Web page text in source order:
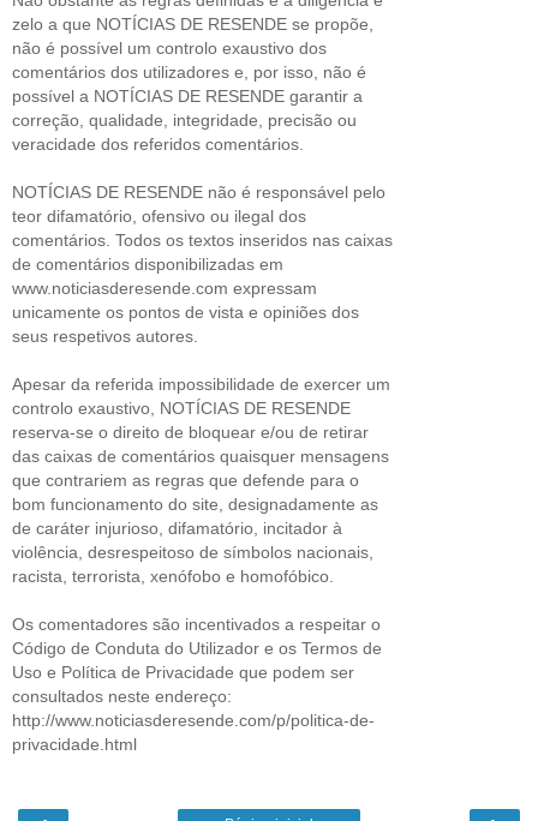
zelo a que NOTÍCIAS DE RESENDE se propõe,
não é possível um controlo exaustivo dos
comentários dos utilizadores e, por isso, não é
possível a NOTÍCIAS DE RESENDE garantir a
correção, qualidade, integridade, precisão ou
veracidade dos referidos comentários.
NOTÍCIAS DE RESENDE não é responsável pelo
teor difamatório, ofensivo ou ilegal dos
comentários. Todos os textos inseridos nas caixas
de comentários disponibilizadas em
www.noticiasderesende.com expressam
unicamente os pontos de vista e opiniões dos
seus respetivos autores.
Apesar da referida impossibilidade de exercer um
controlo exaustivo, NOTÍCIAS DE RESENDE
reserva-se o direito de bloquear e/ou de retirar
das caixas de comentários quaisquer mensagens
que contrariem as regras que defende para o
bom funcionamento do site, designadamente as
de caráter injurioso, difamatório, incitador à
violência, desrespeitoso de símbolos nacionais,
racista, terrorista, xenófobo e homofóbico.
Os comentadores são incentivados a respeitar o
Código de Conduta do Utilizador e os Termos de
Uso e Política de Privacidade que podem ser
consultados neste endereço:
http://www.noticiasderesende.com/p/politica-de-
privacidade.html